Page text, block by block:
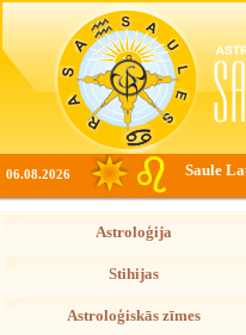
06.08.2026 Saule
Astroloģija
Stihijas
Astroloģiskās zīmes